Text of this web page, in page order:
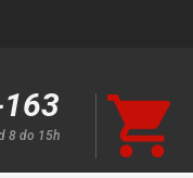
8 do 15h